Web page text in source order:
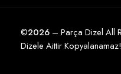
©2026 – Parça Dizel All
Dizele Aittir Kopyalanamaz!